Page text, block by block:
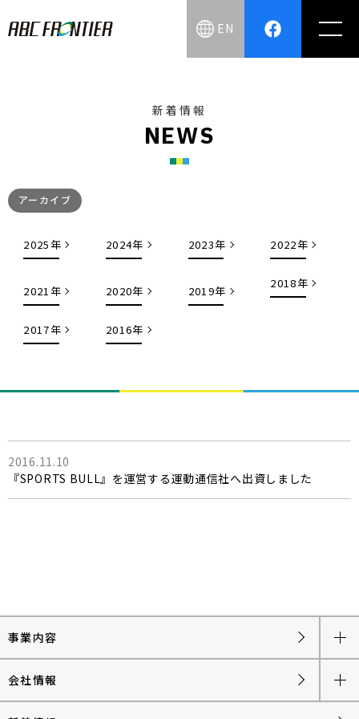
EN
新着情報
NEWS
アーカイブ
2025年 2024年 2023年 2022年
2021年 2020年 2019年
2018年
2017年 2016年
2016.11.10
『SPORTS BULL』を運営する運動通信社へ出資しました
事業内容
会社情報